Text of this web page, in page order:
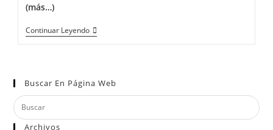
(más…)
Continuar Leyendo
Buscar En Página Web
Archivos